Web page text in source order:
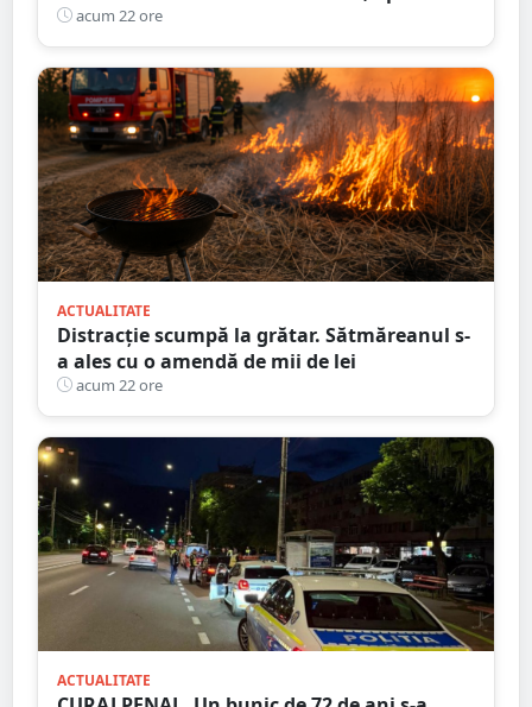
nouă întârziere. Fără explicații clare
acum 22 ore
ACTUALITATE
Distracție scumpă la grătar. Sătmăreanul s-
a ales cu o amendă de mii de lei
acum 22 ore
ACTUALITATE